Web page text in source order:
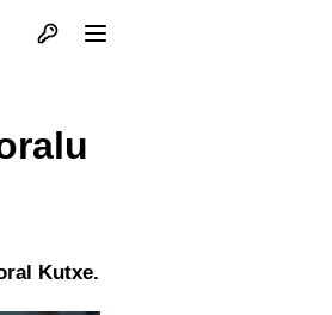
Otvori profil
Kutxe.